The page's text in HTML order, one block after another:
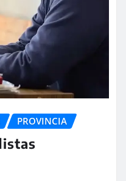
PROVINCIA